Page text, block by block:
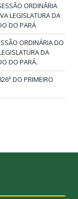
ORDINÁRIA
LEGISLATURA DA
DO PARÁ
ORDINÁRIA DO
DA
DO PARÁ.
DO PRIMEIRO